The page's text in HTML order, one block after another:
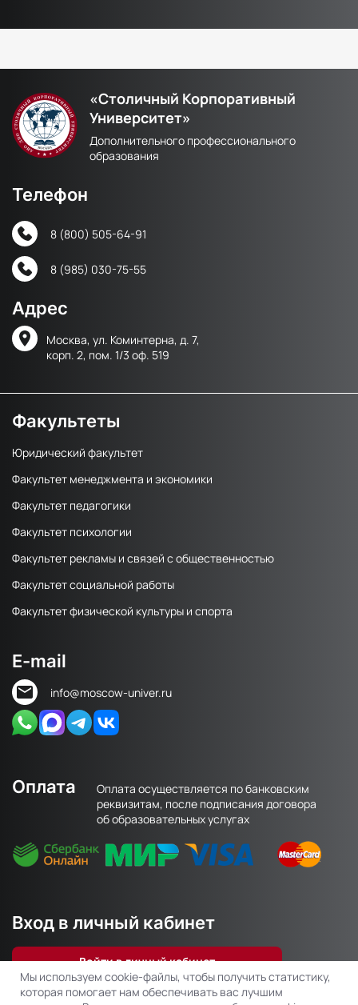
Мы используем cookie-файлы, чтобы получить статистику,
которая помогает нам обеспечивать вас лучшим
«Столичный Корпоративный
Университет»
Дополнительного профессионального
образования
Телефон
8 (800) 505-64-91
8 (985) 030-75-55
Адрес
Москва, ул. Коминтерна, д. 7,
корп. 2, пом. 1/3 оф. 519
Факультеты
Юридический факультет
Факультет менеджмента и экономики
Факультет педагогики
Факультет психологии
Факультет рекламы и связей с общественностью
Факультет социальной работы
Факультет физической культуры и спорта
E-mail
info@moscow-univer.ru
Оплата
Оплата осуществляется по банковским
реквизитам, после подписания договора
об образовательных услугах
Вход в личный кабинет
Войти в личный кабинет